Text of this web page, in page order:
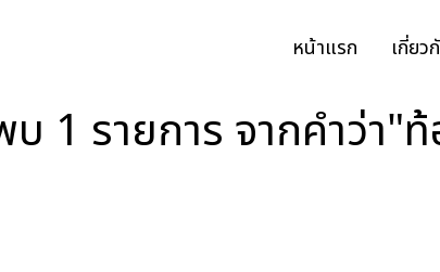
หน้าแรก เกี่ยว
1 รายการ จากคำว่า"